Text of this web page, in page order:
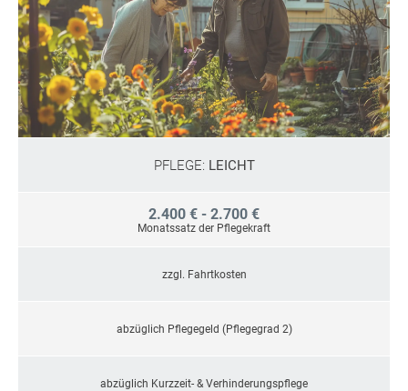
PFLEGE: LEICHT
2.400 € - 2.700 €
Monatssatz der Pflegekraft
zzgl. Fahrtkosten
abzüglich Pflegegeld (Pflegegrad 2)
abzüglich Kurzzeit- & Verhinderungspflege